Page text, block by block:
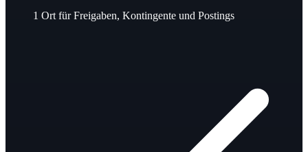
1 Ort für Freigaben, Kontingente und Postings